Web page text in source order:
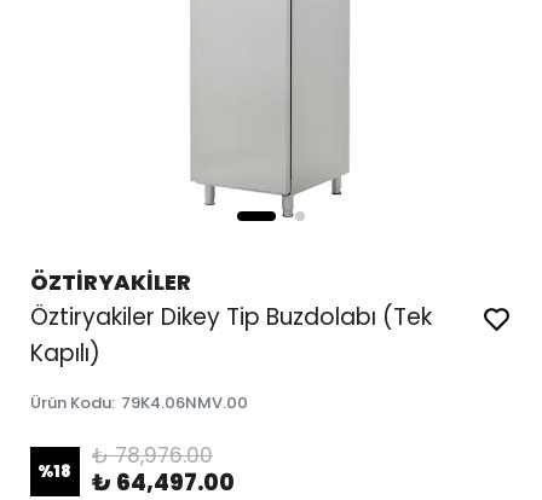
ÖZTİRYAKİLER
Öztiryakiler Dikey Tip Buzdolabı (Tek
Kapılı)
Ürün Kodu: 79K4.06NMV.00
%18
₺ 78,976.00
₺ 64,497.00